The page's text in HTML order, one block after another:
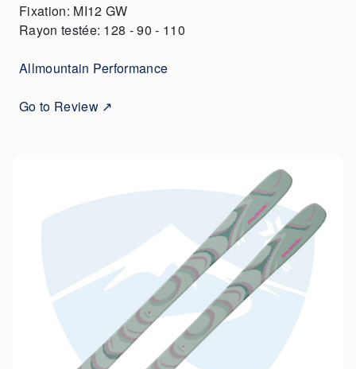
Fixation: MI12 GW
Rayon testée: 128 - 90 - 110
Allmountain Performance
Go to Review ↗